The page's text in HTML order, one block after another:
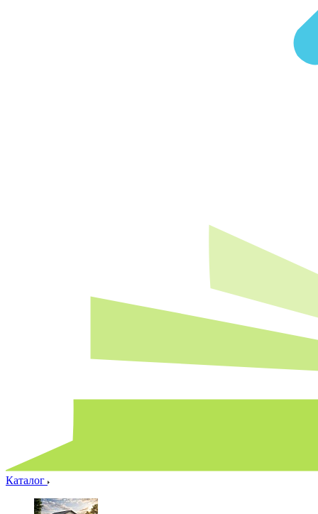
Каталог